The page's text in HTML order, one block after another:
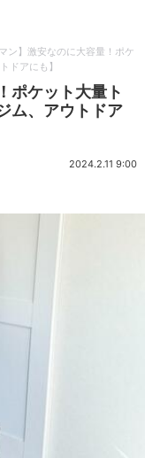
マン】激安なのに大容量！ポケ
ドアにも】
ポケット大量ト
ム、アウトドア
2024.2.11 9:00